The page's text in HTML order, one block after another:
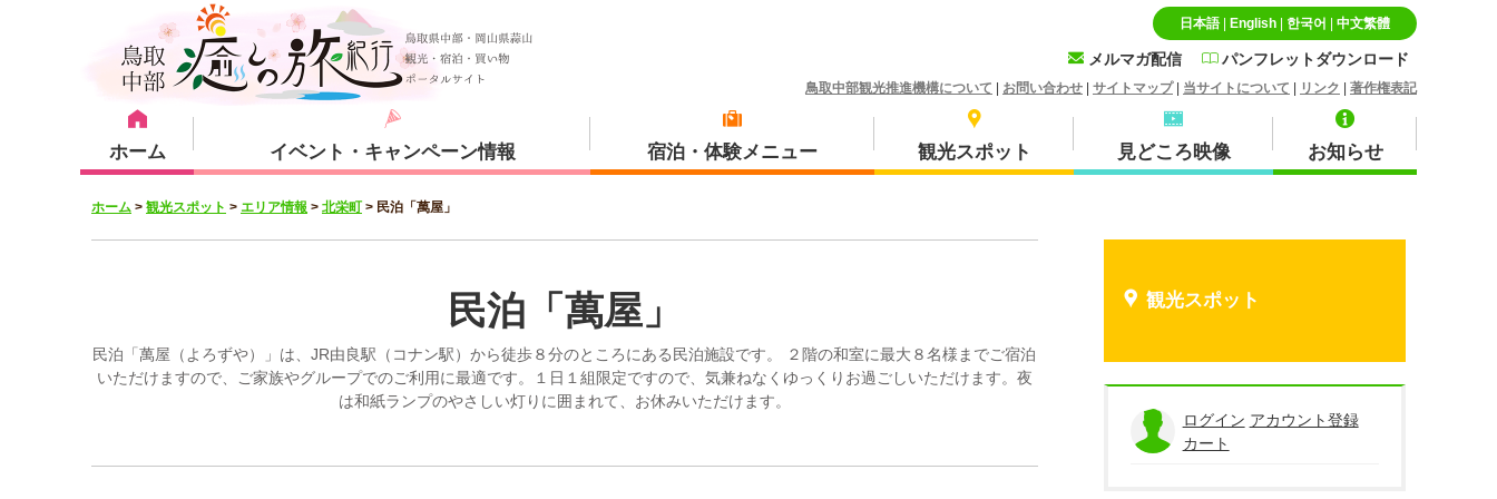
日本語| English| 한국어 中文繁體
メルマガ配信 パンフレットダウンロード
鳥取中部観光推進機構について お問い合わせ サイトマップ| 当サイトについて リンク 著作権表記
ホーム イベント・キャンペーン情報 宿泊・体験メニュー
宿泊・体験メニュー
特産品・お土産品
観光スポット
観光スポット
北栄町
見どころ映像 お知らせ
ホーム > 観光スポット > エリア情報 > 北栄町 > 民泊「萬屋」
観光スポット
民泊「萬屋」
民泊「萬屋（よろずや）」は、JR由良駅（コナン駅）から徒歩８分のところにある民泊施設です。 ２階の和室に最大８名様までご宿泊
いただけますので、ご家族やグループでのご利用に最適です。１日１組限定ですので、気兼ねなくゆっくりお過ごしいただけます。夜
は和紙ランプのやさしい灯りに囲まれて、お休みいただけます。
ログイン アカウント登録
カート